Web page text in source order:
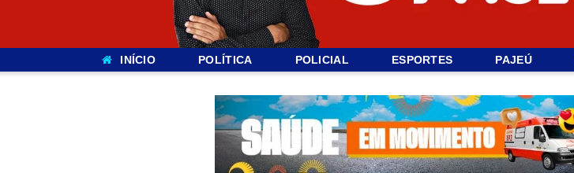
INÍCIO POLÍTICA POLICIAL ESPORTES PAJEÚ